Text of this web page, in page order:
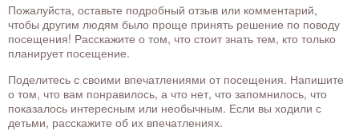
Пожалуйста, оставьте подробный отзыв или комментарий,
чтобы другим людям было проще принять решение по поводу
посещения! Расскажите о том, что стоит знать тем, кто только
планирует посещение.
Поделитесь с своими впечатлениями от посещения. Напишите
о том, что вам понравилось, а что нет, что запомнилось, что
показалось интересным или необычным. Если вы ходили с
детьми, расскажите об их впечатлениях.